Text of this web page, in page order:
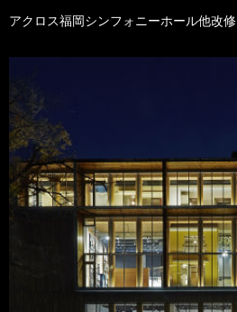
アクロス福岡シンフォニーホール他改修